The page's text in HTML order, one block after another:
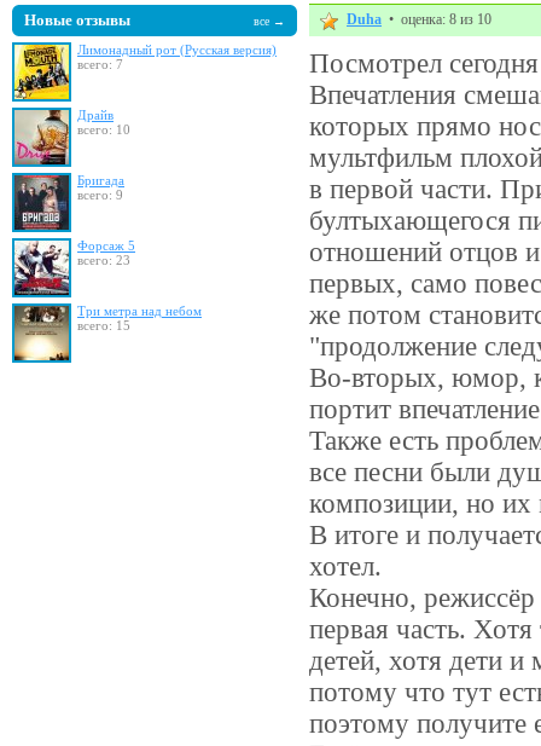
Новые отзывы все →
Лимонадный рот (Русская версия)
всего: 7
Драйв
всего: 10
Бригада
всего: 9
Форсаж 5
всего: 23
Три метра над небом
всего: 15
Duha • оценка: 8 из 10
Посмотрел
Впечатления
которых прямо
мультфильм
в первой части.
бултыхающегося
отношений отцов
первых, само
же потом
"продолжение
Во-вторых, юмор,
портит
Также есть
все песни были
композиции, но их
В итоге и
хотел.
Конечно,
первая часть.
детей, хотя дети и
потому что тут
поэтому получите